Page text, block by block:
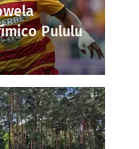
Pululu